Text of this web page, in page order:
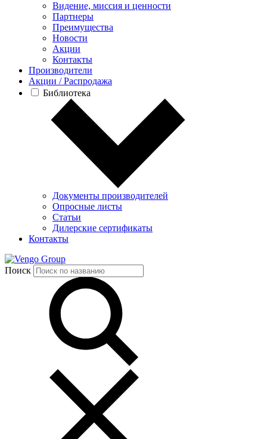
Видение, миссия и ценности
Партнеры
Преимущества
Новости
Акции
Контакты
Производители
Акции / Распродажа
Библиотека
Документы производителей
Опросные листы
Статьи
Дилерские сертификаты
Контакты
Group
Поиск